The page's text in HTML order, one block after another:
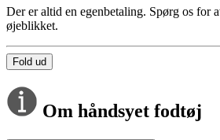
Der er altid en egenbetaling. Spørg os for
øjeblikket.
Fold ud
Om håndsyet fodtøj